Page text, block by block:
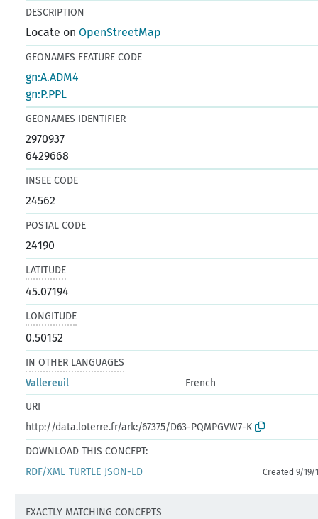
DESCRIPTION
Locate onOpenStreetMap
GEONAMES FEATURE CODE
gn:A.ADM4
gn:P.PPL
GEONAMES IDENTIFIER
2970937
6429668
INSEE CODE
24562
POSTAL CODE
24190
LATITUDE
45.07194
LONGITUDE
0.50152
IN OTHER LANGUAGES
Vallereuil
French
URI
http://data.loterre.fr/ark:/67375/D63-PQMPGVW7-K
DOWNLOAD THIS CONCEPT:
RDF/XML TURTLE JSON-LD Created 9/19/
EXACTLY MATCHING CONCEPTS